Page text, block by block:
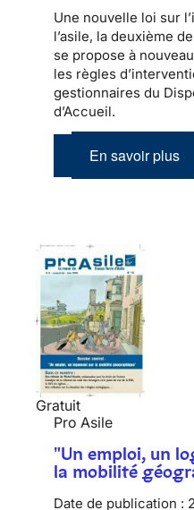
Une nouvelle loi sur
l’asile, la deuxième
se propose à
les règles
gestionnaires du
d’Accueil.
En savoir plus
Gratuit
Pro Asile
"Un emploi, un
la mobilité
Date de publication :